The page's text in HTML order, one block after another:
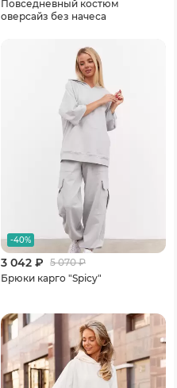
Повседневный костюм
оверсайз без начеса
-40%
3 042 ₽ 5 070₽
Брюки карго "Spicy"